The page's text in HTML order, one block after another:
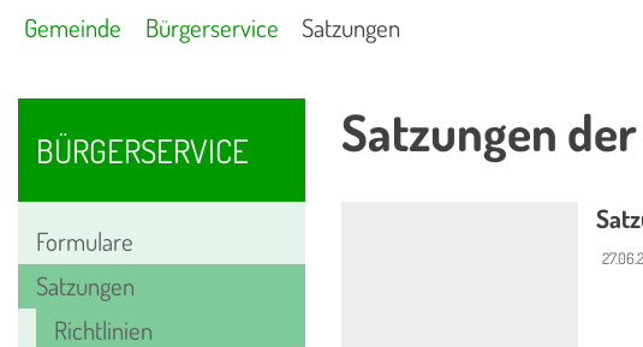
Gemeinde Bürgerservice Satzungen
BÜRGERSERVICE
Formulare
Satzungen
Richtlinien
Satzungen